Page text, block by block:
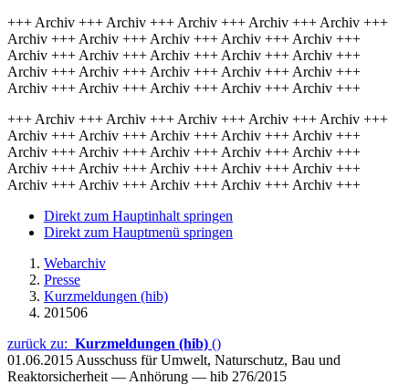
+++ Archiv +++ Archiv +++ Archiv +++ Archiv +++ Archiv +++
Archiv +++ Archiv +++ Archiv +++ Archiv +++ Archiv +++
Archiv +++ Archiv +++ Archiv +++ Archiv +++ Archiv +++
Archiv +++ Archiv +++ Archiv +++ Archiv +++ Archiv +++
Archiv +++ Archiv +++ Archiv +++ Archiv +++ Archiv +++
+++ Archiv +++ Archiv +++ Archiv +++ Archiv +++ Archiv +++
Archiv +++ Archiv +++ Archiv +++ Archiv +++ Archiv +++
Archiv +++ Archiv +++ Archiv +++ Archiv +++ Archiv +++
Archiv +++ Archiv +++ Archiv +++ Archiv +++ Archiv +++
Archiv +++ Archiv +++ Archiv +++ Archiv +++ Archiv +++
Direkt zum Hauptinhalt springen
Direkt zum Hauptmenü springen
Webarchiv
Presse
Kurzmeldungen (hib)
201506
zurück zu: Kurzmeldungen (hib) ()
01.06.2015 Ausschuss für Umwelt, Naturschutz, Bau und
Reaktorsicherheit — Anhörung — hib 276/2015